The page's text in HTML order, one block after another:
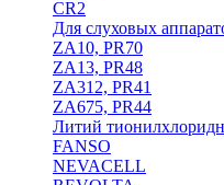
CR2
Для слуховых
ZA10, PR70
ZA13, PR48
ZA312, PR41
ZA675, PR44
Литий
FANSO
NEVACELL